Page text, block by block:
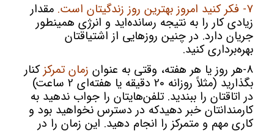
7- فکر کنید امروز بهترین روز زندگیتان است.
مقدار
زیادی کار را به نتیجه رسانده‌اید و انرژی همینطور
جریان دارد. در چنین روزهایی از اشتیاقتان
بهره‌برداری کنید.
8-هر روز یا هر هفته، وقتی به عنوان
زمان تمرکزکنار
بگذارید (مثلاً روزانه 20 دقیقه یا هفته‌ای 2 ساعت)
در اتاقتان را ببندید. تلفن‌هایتان را جواب ندهید به
کارمندانتان خبر دهیدکه در دسترس نخواهید بود و
کاری مهم و متمرکز را انجام دهید. این زمان را در